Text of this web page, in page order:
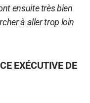
ensuite très bien
à aller trop loin
EXÉCUTIVE DE